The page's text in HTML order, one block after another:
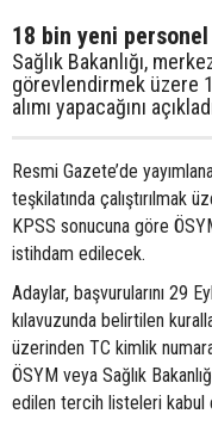
18 bin yeni personel
Sağlık Bakanlığı,
görevlendirmek üzere
alımı yapacağını
Resmi Gazete’de
teşkilatında çalıştırılmak
KPSS sonucuna göre
istihdam edilecek.
Adaylar, başvurularını 29
kılavuzunda belirtilen
üzerinden TC kimlik
ÖSYM veya Sağlık
edilen tercih listeleri kabul